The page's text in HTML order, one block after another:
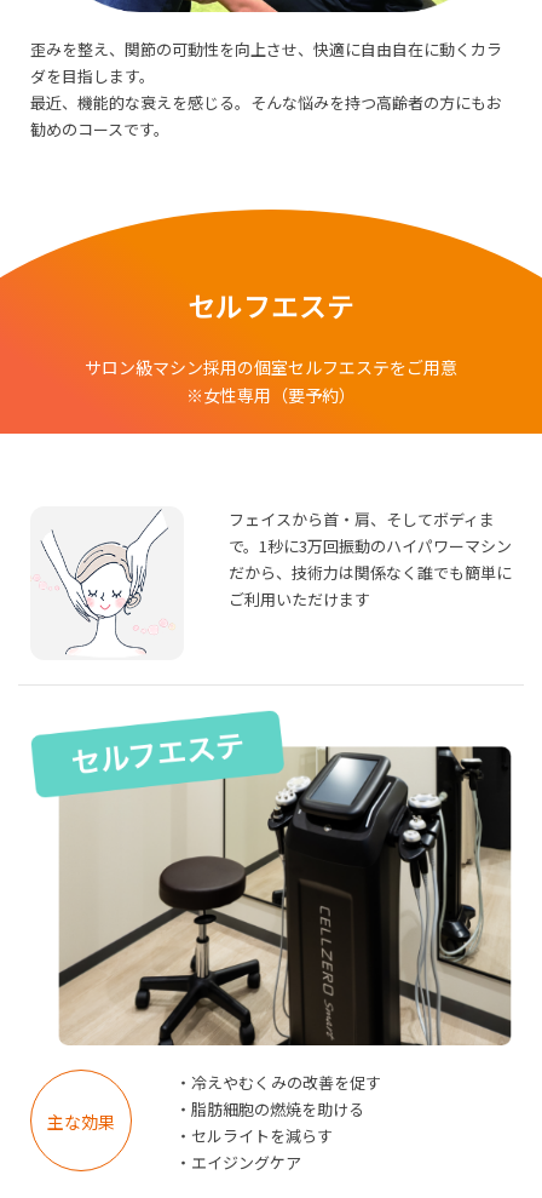
歪みを整え、関節の可動性を向上させ、快適に自由自在に動くカラ
ダを目指します。
最近、機能的な衰えを感じる。そんな悩みを持つ高齢者の方にもお
勧めのコースです。
セルフエステ
サロン級マシン採用の個室セルフエステをご用意
※女性専用（要予約）
フェイスから首・肩、そしてボディま
で。1秒に3万回振動のハイパワーマシン
だから、技術力は関係なく誰でも簡単に
ご利用いただけます
主な効果
・冷えやむくみの改善を促す
・脂肪細胞の燃焼を助ける
・セルライトを減らす
・エイジングケア